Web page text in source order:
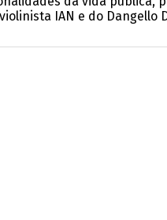
IAN e do Dangello